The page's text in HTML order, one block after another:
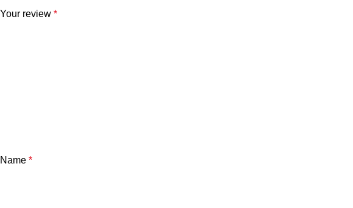
Your review *
Name *